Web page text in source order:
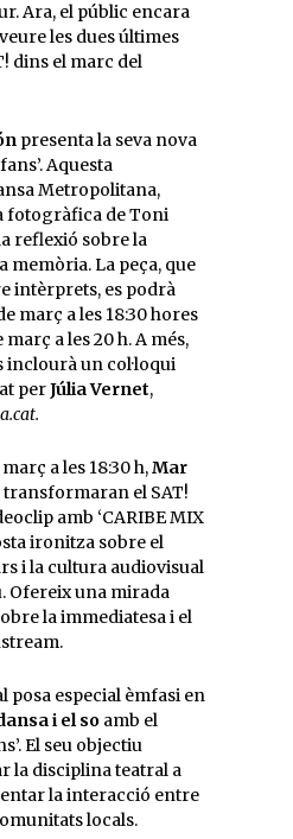
Ara, el públic encara
les dues últimes
dins el marc del
presenta la seva nova
Aquesta
Metropolitana,
fotogràfica de Toni
reflexió sobre la
memòria. La peça, que
intèrprets, es podrà
març a les 18:30 hores
a les 20 h. A més,
un col·loqui
perJúlia Vernet,
a les 18:30 h,Mar
transformaran el SAT!
amb ‘CARIBE MIX
ironitza sobre el
i la cultura audiovisual
Ofereix una mirada
la immediatesa i el
posa especial èmfasi en
i el so amb el
El seu objectiu
la disciplina teatral a
la interacció entre
locals.